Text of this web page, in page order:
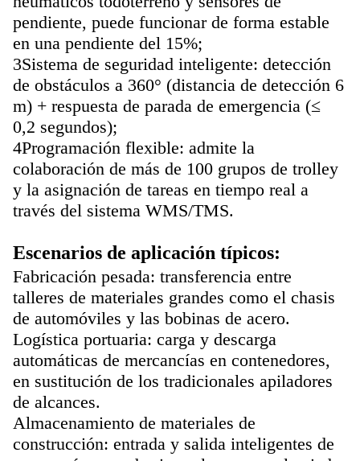
pendiente, puede funcionar de forma estable
en una pendiente del 15%;
3Sistema de seguridad inteligente: detección
de obstáculos a 360° (distancia de detección 6
m) + respuesta de parada de emergencia (≤
0,2 segundos);
4Programación flexible: admite la
colaboración de más de 100 grupos de trolley
y la asignación de tareas en tiempo real a
través del sistema WMS/TMS.
Escenarios de aplicación típicos:
Fabricación pesada: transferencia entre
talleres de materiales grandes como el chasis
de automóviles y las bobinas de acero.
Logística portuaria: carga y descarga
automáticas de mercancías en contenedores,
en sustitución de los tradicionales apiladores
de alcances.
Almacenamiento de materiales de
construcción: entrada y salida inteligentes de